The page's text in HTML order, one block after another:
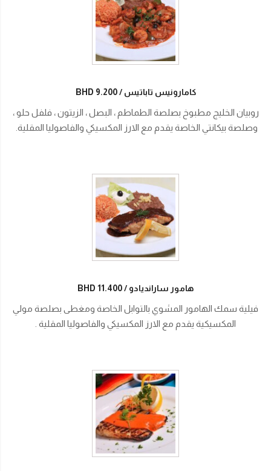
كامارونيس تاباتيس BHD 9.200
روبيان الخليج مطبوخ بصلصة الطماطم ، البصل ، الزيتون ، فلفل حلو ،
وصلصة بيكانتي الخاصة يقدم مع الارز المكسيكي والفاصوليا المقلية.
هامور سارانديادو BHD 11.400
فيلية سمك الهامور المشوي بالتوابل الخاصة ومغطى بصلصة مولي
المكسيكية يقدم مع الارز المكسيكي والفاصوليا المقلية .